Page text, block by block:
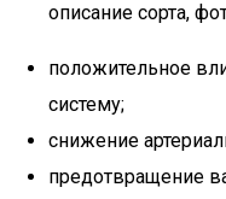
описание сорта,
положительное
систему;
снижение
предотвращение